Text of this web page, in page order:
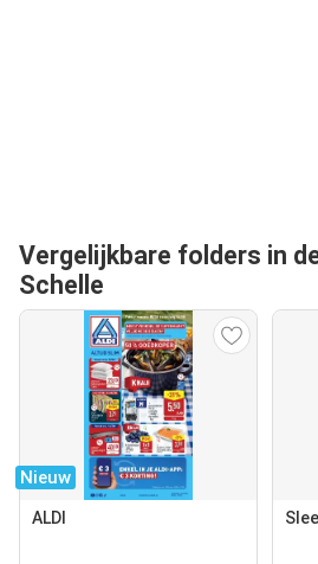
Vergelijkbare folders in
Schelle
Nieuw
ALDI